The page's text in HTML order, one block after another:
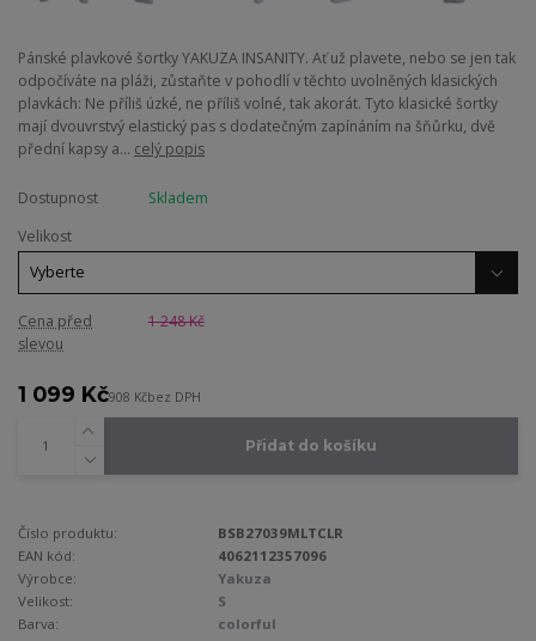
Pánské plavkové šortky YAKUZA INSANITY. Ať už plavete, nebo se jen tak
odpočíváte na pláži, zůstaňte v pohodlí v těchto uvolněných klasických
plavkách: Ne příliš úzké, ne příliš volné, tak akorát. Tyto klasické šortky
mají dvouvrstvý elastický pas s dodatečným zapínáním na šňůrku, dvě
přední kapsy a... celý popis
Dostupnost
Skladem
Velikost
Cena před
slevou
1 248 Kč
1 099 Kč908 Kčbez DPH
Přidat do košíku
Číslo produktu:
BSB27039MLTCLR
EAN kód:
4062112357096
Výrobce:
Yakuza
Velikost:
S
Barva:
colorful